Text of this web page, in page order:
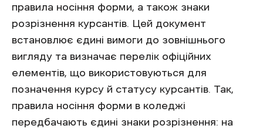
правила носіння форми, а також знаки
розрізнення курсантів. Цей документ
встановлює єдині вимоги до зовнішнього
вигляду та визначає перелік офіційних
елементів, що використовуються для
позначення курсу й статусу курсантів. Так,
правила носіння форми в коледжі
передбачають єдині знаки розрізнення: на